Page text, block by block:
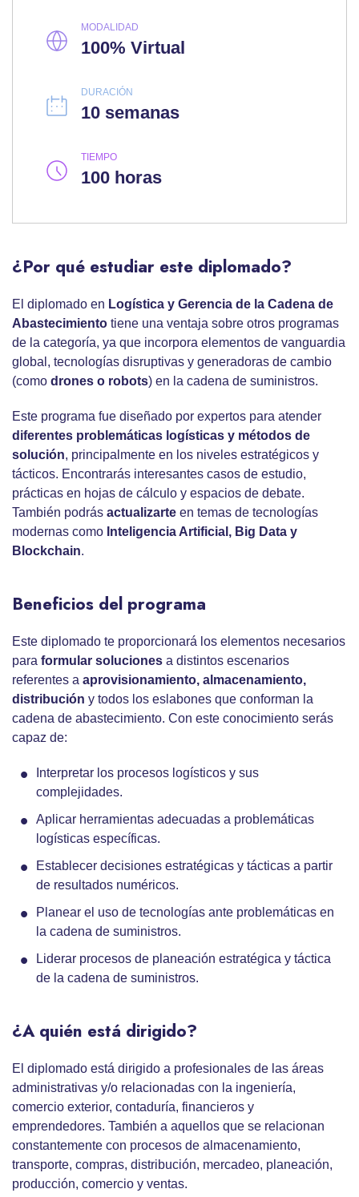
MODALIDAD
100% Virtual
DURACIÓN
10 semanas
TIEMPO
100 horas
¿Por qué estudiar este diplomado?
El diplomado en Logística y Gerencia de la Cadena de
Abastecimiento tiene una ventaja sobre otros programas
de la categoría, ya que incorpora elementos de vanguardia
global, tecnologías disruptivas y generadoras de cambio
(como drones o robots) en la cadena de suministros.
Este programa fue diseñado por expertos para atender
diferentes problemáticas logísticas y métodos de
solución, principalmente en los niveles estratégicos y
tácticos. Encontrarás interesantes casos de estudio,
prácticas en hojas de cálculo y espacios de debate.
También podrás actualizarte en temas de tecnologías
modernas como Inteligencia Artificial, Big Data y
Blockchain.
Beneficios del programa
Este diplomado te proporcionará los elementos necesarios
para formular soluciones a distintos escenarios
referentes a aprovisionamiento, almacenamiento,
distribución y todos los eslabones que conforman la
cadena de abastecimiento. Con este conocimiento serás
capaz de:
Interpretar los procesos logísticos y sus
complejidades.
Aplicar herramientas adecuadas a problemáticas
logísticas específicas.
Establecer decisiones estratégicas y tácticas a partir
de resultados numéricos.
Planear el uso de tecnologías ante problemáticas en
la cadena de suministros.
Liderar procesos de planeación estratégica y táctica
de la cadena de suministros.
¿A quién está dirigido?
El diplomado está dirigido a profesionales de las áreas
administrativas y/o relacionadas con la ingeniería,
comercio exterior, contaduría, financieros y
emprendedores. También a aquellos que se relacionan
constantemente con procesos de almacenamiento,
transporte, compras, distribución, mercadeo, planeación,
producción, comercio y ventas.